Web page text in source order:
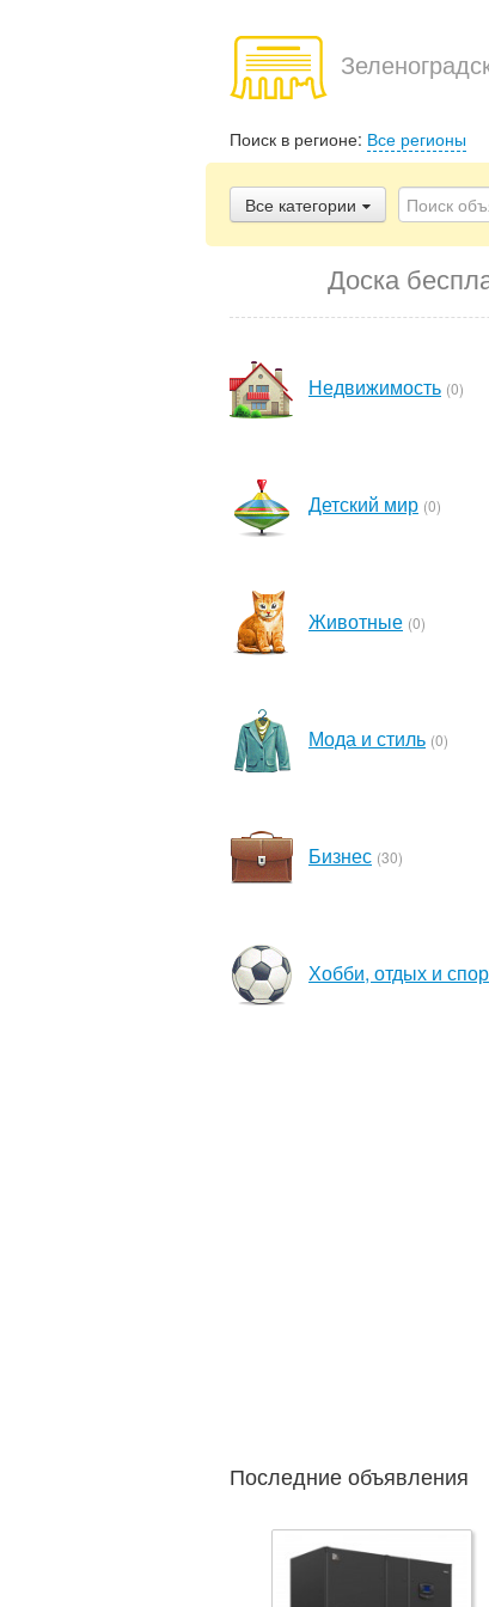
Поиск в регионе: Все регионы
Все категории
Доска
Недвижимость (0)
Детский мир (0)
Животные (0)
Мода и стиль (0)
Бизнес (30)
Хобби, отдых и
Последние объявления